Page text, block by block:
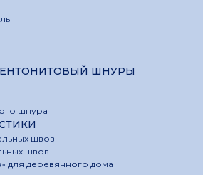
ШНУРЫ
шнура
швов
швов
для деревянного дома